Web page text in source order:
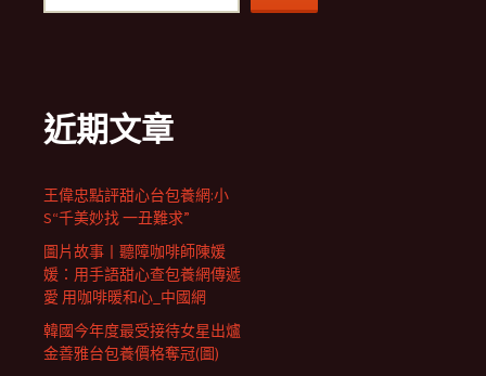
近期文章
王偉忠點評甜心台包養網:小
S“千美妙找 一丑難求”
圖片故事丨聽障咖啡師陳媛
媛：用手語甜心查包養網傳遞
愛 用咖啡暖和心_中國網
韓國今年度最受接待女星出爐
金善雅台包養價格奪冠(圖)